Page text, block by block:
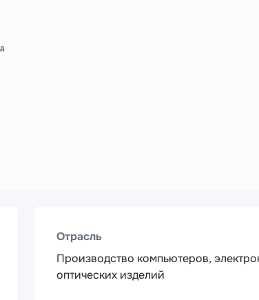
Отрасль
Производство компьютеров,
оптических изделий